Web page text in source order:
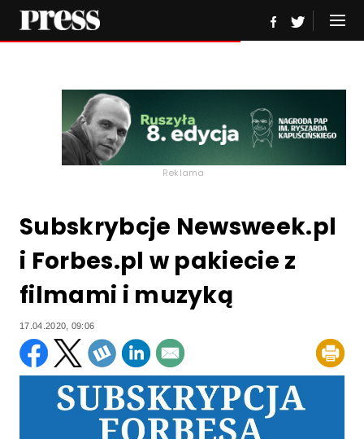
Reklama
Subskrybcje Newsweek.pl
i Forbes.pl w pakiecie z
filmami i muzyką
17.04.2020, 09:06